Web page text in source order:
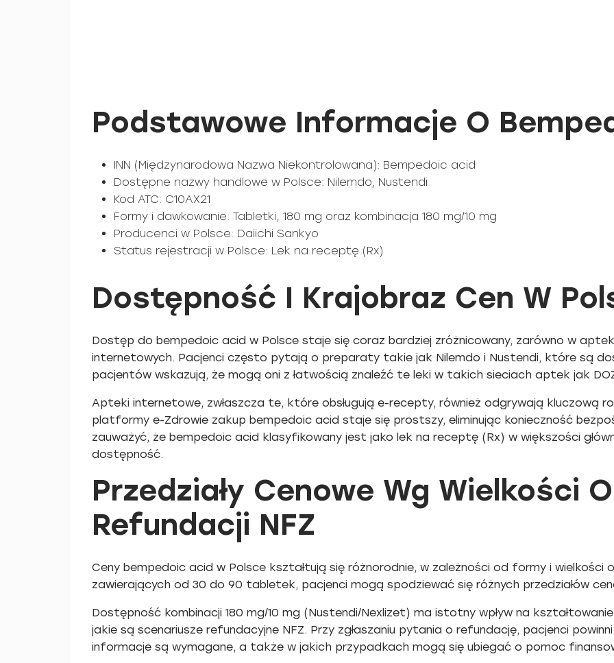
Podstawowe Informacje O
INN (Międzynarodowa Nazwa Niekontrolowana): Bempedoic acid
Dostępne nazwy handlowe w Polsce: Nilemdo, Nustendi
Kod ATC: C10AX21
Formy i dawkowanie: Tabletki, 180 mg oraz kombinacja 180 mg/10 mg
Producenci w Polsce: Daiichi Sankyo
Status rejestracji w Polsce: Lek na receptę (Rx)
Dostępność I Krajobraz Cen W
Dostęp do bempedoic acid w Polsce staje się coraz bardziej zróżnicowany, zarówno w
internetowych. Pacjenci często pytają o preparaty takie jak Nilemdo i Nustendi, które są
pacjentów wskazują, że mogą oni z łatwością znaleźć te leki w takich sieciach aptek jak
Apteki internetowe, zwłaszcza te, które obsługują e-recepty, również odgrywają kluczową
platformy e-Zdrowie zakup bempedoic acid staje się prostszy, eliminując konieczność
zauważyć, że bempedoic acid klasyfikowany jest jako lek na receptę (Rx) w większości
dostępność.
Przedziały Cenowe Wg Wielkości
Refundacji NFZ
Ceny bempedoic acid w Polsce kształtują się różnorodnie, w zależności od formy i wielkości
zawierających od 30 do 90 tabletek, pacjenci mogą spodziewać się różnych przedziałów
Dostępność kombinacji 180 mg/10 mg (Nustendi/Nexlizet) ma istotny wpływ na
jakie są scenariusze refundacyjne NFZ. Przy zgłaszaniu pytania o refundację, pacjenci
informacje są wymagane, a także w jakich przypadkach mogą się ubiegać o pomoc